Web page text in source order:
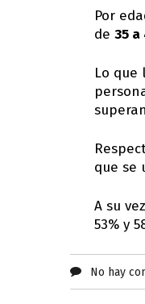
Por
de 35 a
Lo que
que se
A su
53% y
No hay